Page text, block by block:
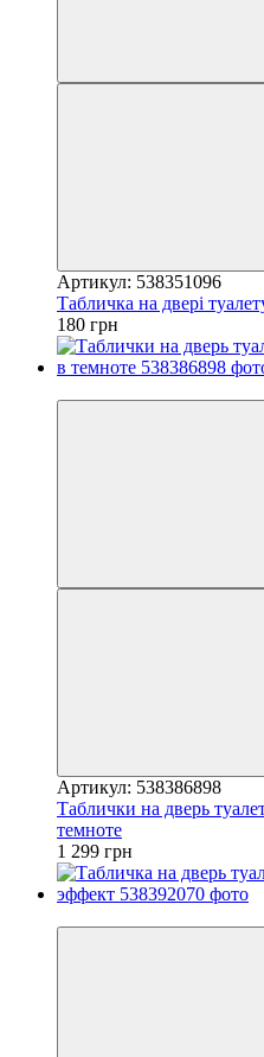
Артикул: 538351096
Табличка на двері
180 грн
Артикул: 538386898
Таблички на дверь
темноте
1 299 грн